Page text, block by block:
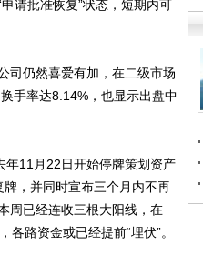
请批准恢复”状态，短期内可
仍然喜爱有加，在二级市场
手率达8.14%，也显示出盘中
11月22日开始停牌策划资产
，并同时宣布三个月内不再
周已经连收三根大阳线，在
路资金或已经提前“埋伏”。